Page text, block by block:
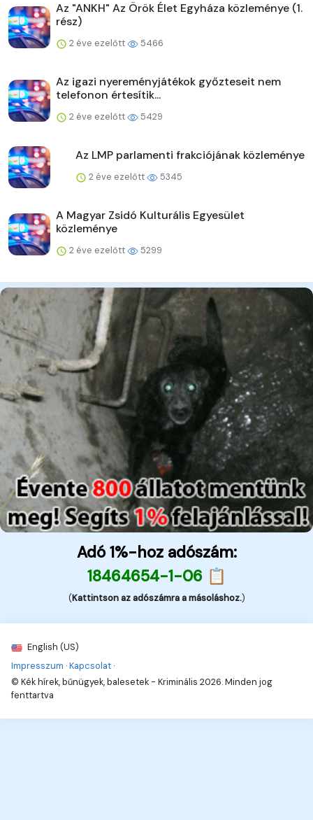
Az "ANKH" Az Örök Élet Egyháza közleménye (1.
rész)
2 éve ezelőtt 5466
Az igazi nyereményjátékok győzteseit nem
telefonon értesítik...
2 éve ezelőtt 5429
Az LMP parlamenti frakciójának közleménye
2 éve ezelőtt 5345
A Magyar Zsidó Kulturális Egyesület
közleménye
2 éve ezelőtt 5299
Adó 1%-hoz adószám:
18464654-1-06 📋
(Kattintson az adószámra a másoláshoz.)
English (US)
Impresszum ·Kapcsolat ·
© Kék hírek, bűnügyek, balesetek - Kriminális 2026. Minden jog
fenttartva